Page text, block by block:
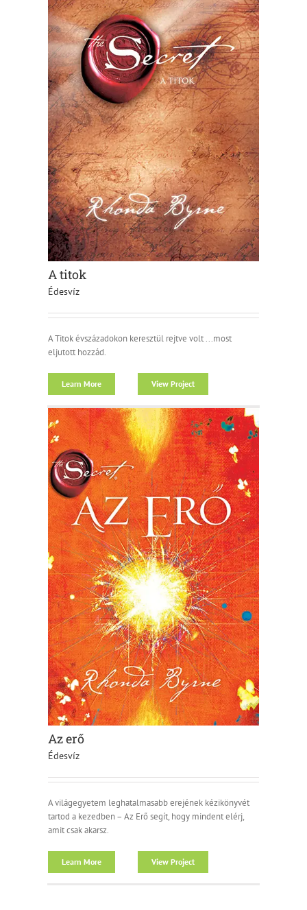
A titok
Édesvíz
A Titok évszázadokon keresztül rejtve volt ...most
eljutott hozzád.
Learn More View Project
Az erő
Édesvíz
A világegyetem leghatalmasabb erejének kézikönyvét
tartod a kezedben – Az Erő segít, hogy mindent elérj,
amit csak akarsz.
Learn More View Project